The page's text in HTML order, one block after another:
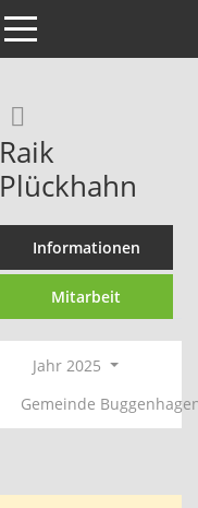
Toggle navigation
Raik
Plückhahn
Informationen
Mitarbeit
Jahr 2025
Gemeinde